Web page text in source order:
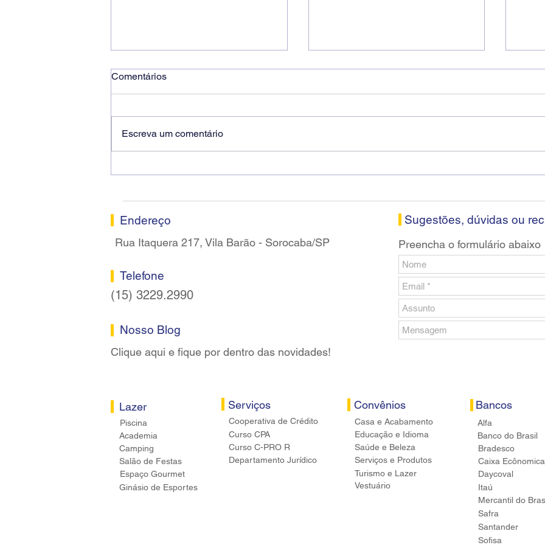
Comentários
Escreva um comentário
Endereço
Rua Itaquera 217, Vila Barão - Sorocaba/SP
Telefone
(15) 3229.2990
Nosso Blog
Clique aqui e fique por dentro das novidades!
Lazer
Piscina
Academia
Camping
Salão de Festas
Espaço Gourmet
Ginásio de Esportes
Serviços
Cooperativa de Crédito
Curso CPA
Curso C-PRO R
Departamento Jurídico
Sugestões, dúvidas ou
Preencha o formulário abaixo
Convênios
Casa e Acabamento
Educação e Idioma
Saúde e Beleza
Serviços e Produtos
Turismo e Lazer
Vestuário
Bancos
Alfa
Banco do Brasil
Bradesco
Caixa
Daycoval
Itaú
Mercantil do
Safra
Santander
Sofisa